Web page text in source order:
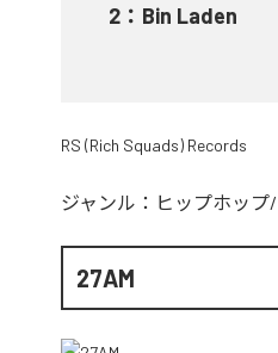
2 ： Bin Laden
RS (Rich Squads) Records
ジャンル： ヒップホップ
27AM